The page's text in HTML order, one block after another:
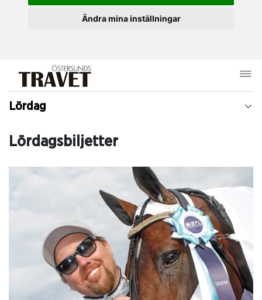
Ändra mina inställningar
Lördag
Lördagsbiljetter